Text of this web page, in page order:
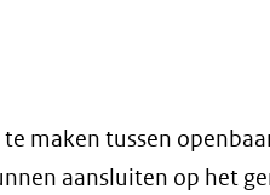
maken tussen
aansluiten op het